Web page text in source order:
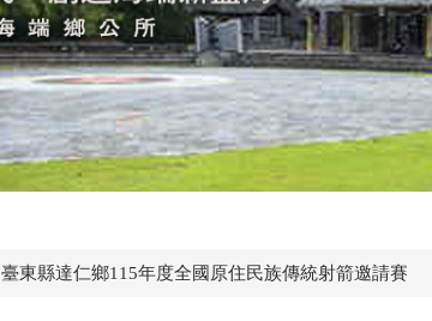
臺東縣達仁鄉115年度全國原住民族傳統射箭邀請賽